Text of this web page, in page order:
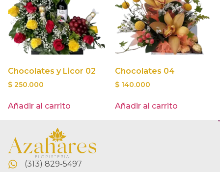
Chocolates y Licor 02
$ 250.000
Añadir al carrito
Chocolates 04
$ 140.000
Añadir al carrito
(313) 829-5497